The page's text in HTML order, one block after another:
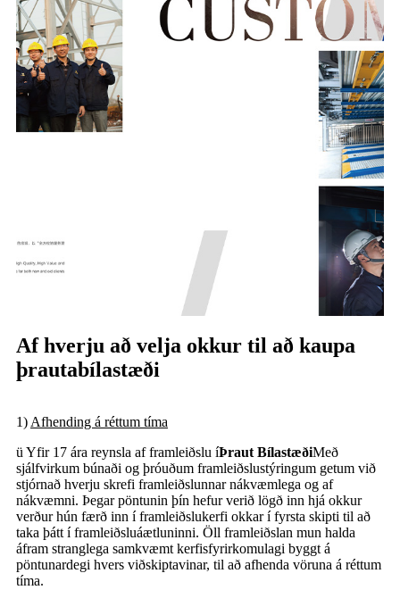
Af hverju að velja okkur til að kaupa
þrautabílastæði
1) Afhending á réttum tíma
ü Yfir 17 ára reynsla af framleiðslu íÞraut BílastæðiMeð
sjálfvirkum búnaði og þróuðum framleiðslustýringum getum við
stjórnað hverju skrefi framleiðslunnar nákvæmlega og af
nákvæmni. Þegar pöntunin þín hefur verið lögð inn hjá okkur
verður hún færð inn í framleiðslukerfi okkar í fyrsta skipti til að
taka þátt í framleiðsluáætluninni. Öll framleiðslan mun halda
áfram stranglega samkvæmt kerfisfyrirkomulagi byggt á
pöntunardegi hvers viðskiptavinar, til að afhenda vöruna á réttum
tíma.